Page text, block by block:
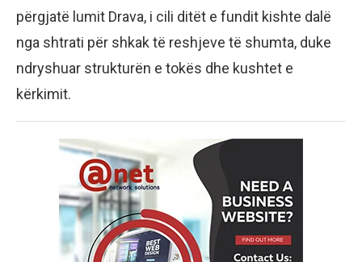
përgjatë lumit Drava, i cili ditët e fundit kishte dalë
nga shtrati për shkak të reshjeve të shumta, duke
ndryshuar strukturën e tokës dhe kushtet e
kërkimit.